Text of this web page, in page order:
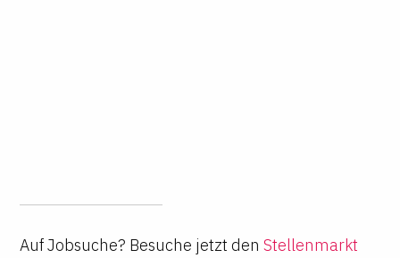
Auf Jobsuche? Besuche jetzt den Stellenmarkt